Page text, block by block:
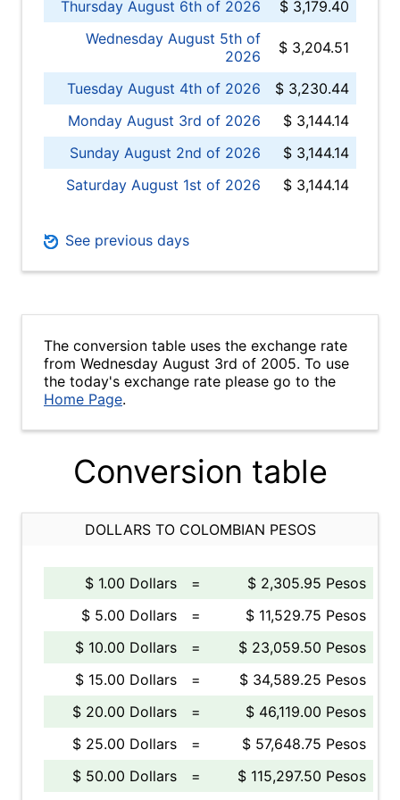
Thursday August 6th of 2026
$ 3,179.40
Wednesday August 5th of
2026
$ 3,204.51
Tuesday August 4th of 2026
$ 3,230.44
Monday August 3rd of 2026
$ 3,144.14
Sunday August 2nd of 2026
$ 3,144.14
Saturday August 1st of 2026
$ 3,144.14
See previous days
The conversion table uses the exchange rate
from Wednesday August 3rd of 2005. To use
the today's exchange rate please go to the
Home Page.
Conversion table
DOLLARS TO COLOMBIAN PESOS
$ 1.00 Dollars =
$ 2,305.95 Pesos
$ 5.00 Dollars
=
$ 11,529.75 Pesos
$ 10.00 Dollars
=
$ 23,059.50 Pesos
$ 15.00 Dollars
=
$ 34,589.25 Pesos
$ 20.00 Dollars
=
$ 46,119.00 Pesos
$ 25.00 Dollars
=
$ 57,648.75 Pesos
$ 50.00 Dollars
=
$ 115,297.50 Pesos